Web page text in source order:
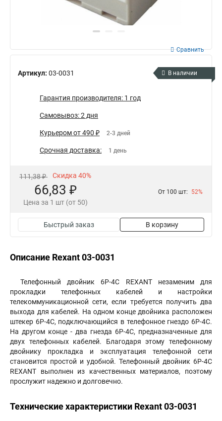
Артикул: 03-0031
Сравнить
В наличии
Гарантия производителя: 1 год
Самовывоз: 2 дня
Курьером от 490 ₽ 2-3 дней
Срочная доставка: 1 день
111,38 ₽ Скидка 40%
66,83 ₽
Цена за 1 шт (от 50)
От 100 шт: 52%
Быстрый заказ В корзину
Описание Rexant 03-0031
Телефонный двойник 6Р-4С REXANT незаменим для
прокладки телефонных кабелей и настройки
телекоммуникационной сети, если требуется получить два
выхода для кабелей. На одном конце двойника расположен
штекер 6Р-4С, подключающийся в телефонное гнездо 6P-4C.
На другом конце - два гнезда 6Р-4С, предназначенные для
двух телефонных кабелей. Благодаря этому телефонному
двойнику прокладка и эксплуатация телефонной сети
становится простой и удобной. Телефонный двойник 6Р-4С
REXANT выполнен из качественных материалов, поэтому
прослужит надежно и долговечно.
Технические характеристики Rexant 03-0031